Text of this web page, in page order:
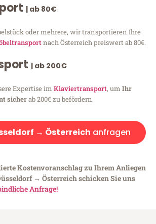
| ab 80€
oder mehrere, wir transportieren Ihre
nach Österreich preiswert ab 80€.
| ab 200€
Expertise im Klaviertransport, um Ihr
sicherab 200€ zu befördern.
→ Österreich anfragen
Kostenvoranschlag zu Ihrem Anliegen
→ Österreich schicken Sie uns
Anfrage!